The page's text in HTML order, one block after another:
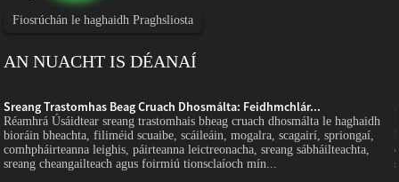
Fiosrúchán le haghaidh Praghsliosta
AN NUACHT IS DÉANAÍ
Sreang Trastomhas Beag Cruach Dhosmálta: Feidhmchlár...
Réamhrá Úsáidtear sreang trastomhais bheag cruach dhosmálta le haghaidh
bioráin bheachta, filiméid scuaibe, scáileáin, mogalra, scagairí, spriongaí,
comhpháirteanna leighis, páirteanna leictreonacha, sreang sábháilteachta,
sreang cheangailteach agus foirmiú tionsclaíoch mín...